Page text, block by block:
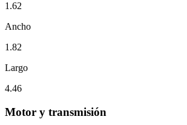
1.62
Ancho
1.82
Largo
4.46
Motor y transmisión